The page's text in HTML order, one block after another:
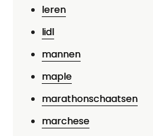
leren
lidl
mannen
maple
marathonschaatsen
marchese